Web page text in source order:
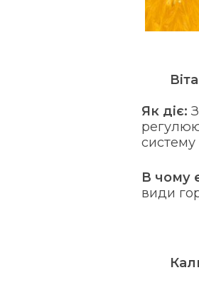
Як діє:
систему
В чому
види